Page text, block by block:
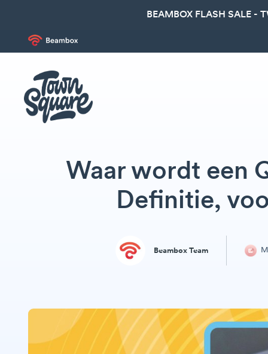
BEAMBOX FLASH SALE -
Waar wordt een
Definitie,
Beambox Team